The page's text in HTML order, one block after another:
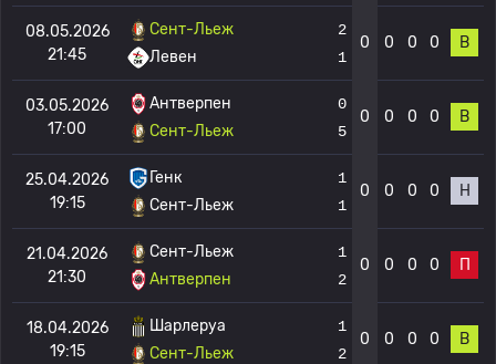
08.05.2026
21:45
Сент-Льеж
Левен
2
1
0 0 0 0 В
03.05.2026
17:00
Антверпен
Сент-Льеж
0
5
0 0 0 0 В
25.04.2026
19:15
Генк
Сент-Льеж
1
1
0 0 0 0 Н
21.04.2026
21:30
Сент-Льеж
Антверпен
1
2
0 0 0 0 П
18.04.2026
19:15
Шарлеруа
Сент-Льеж
1
2
0 0 0 0 В